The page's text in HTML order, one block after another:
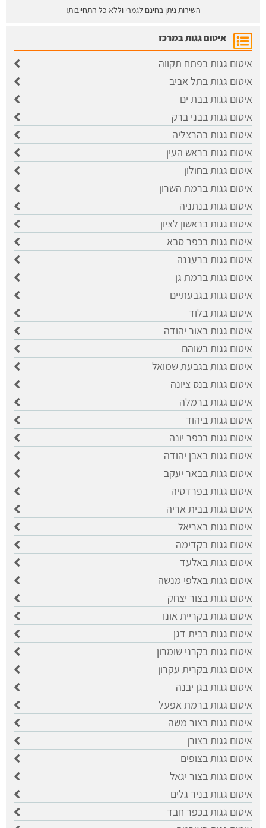
השירות ניתן בחינם לגמרי וללא כל התחייבות!
איטום גגות במרכז
איטום גגות בפתח תקווה
איטום גגות בתל אביב
איטום גגות בבת ים
איטום גגות בבני ברק
איטום גגות בהרצליה
איטום גגות בראש העין
איטום גגות בחולון
איטום גגות ברמת השרון
איטום גגות בנתניה
איטום גגות בראשון לציון
איטום גגות בכפר סבא
איטום גגות ברעננה
איטום גגות ברמת גן
איטום גגות בגבעתיים
איטום גגות בלוד
איטום גגות באור יהודה
איטום גגות בשוהם
איטום גגות בגבעת שמואל
איטום גגות בנס ציונה
איטום גגות ברמלה
איטום גגות ביהוד
איטום גגות בכפר יונה
איטום גגות באבן יהודה
איטום גגות בבאר יעקב
איטום גגות בפרדסיה
איטום גגות בבית אריה
איטום גגות באריאל
איטום גגות בקדימה
איטום גגות באלעד
איטום גגות באלפי מנשה
איטום גגות בצור יצחק
איטום גגות בקריית אונו
איטום גגות בבית דגן
איטום גגות בקרני שומרון
איטום גגות בקרית עקרון
איטום גגות בגן יבנה
איטום גגות ברמת אפעל
איטום גגות בצור משה
איטום גגות בצורן
איטום גגות בצופים
איטום גגות בצור יגאל
איטום גגות בניר גלים
איטום גגות בכפר חבד